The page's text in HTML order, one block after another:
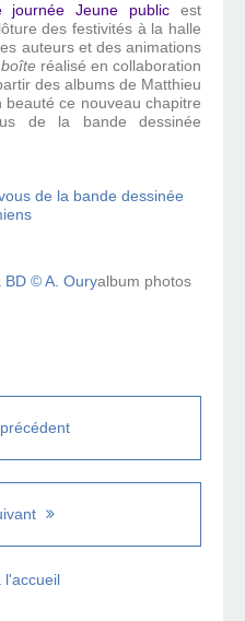
Jeune public est
des festivités à la halle
auteurs et des animations
réalisé en collaboration
des albums de Matthieu
ce nouveau chapitre
de la bande dessinée
album photos
l'accueil